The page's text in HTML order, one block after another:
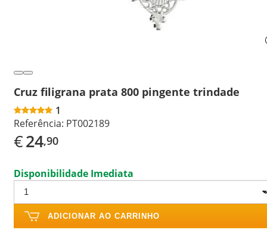
Cruz filigrana prata 800 pingente trindade
1
Referência: PT002189
€24,90
Disponibilidade Imediata
ADICIONAR AO CARRINHO